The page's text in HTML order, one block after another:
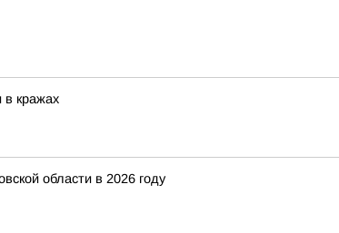
в кражах
области в 2026 году